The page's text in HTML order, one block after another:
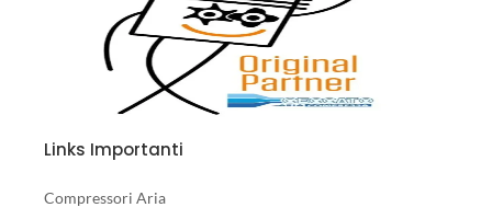
Links Importanti
Compressori Aria